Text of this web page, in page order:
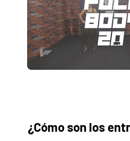
¿Cómo son los